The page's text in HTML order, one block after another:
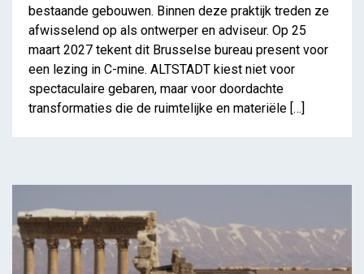
bestaande gebouwen. Binnen deze praktijk treden ze
afwisselend op als ontwerper en adviseur. Op 25
maart 2027 tekent dit Brusselse bureau present voor
een lezing in C-mine. ALTSTADT kiest niet voor
spectaculaire gebaren, maar voor doordachte
transformaties die de ruimtelijke en materiële […]